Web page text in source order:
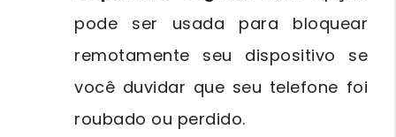
pode ser usada para bloquear
remotamente seu dispositivo se
você duvidar que seu telefone foi
roubado ou perdido.